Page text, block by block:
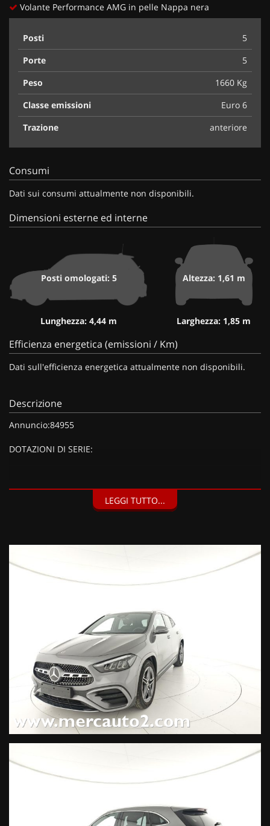
Volante Performance AMG in pelle Nappa nera
Posti
5
Porte
5
Peso
1660 Kg
Classe emissioni
Euro 6
Trazione
anteriore
Consumi
Dati sui consumi attualmente non disponibili.
Dimensioni esterne ed interne
Posti omologati: 5
Lunghezza: 4,44 m
Altezza: 1,61 m
Larghezza: 1,85 m
Efficienza energetica (emissioni / Km)
Dati sull'efficienza energetica attualmente non disponibili.
Descrizione
Annuncio:84955
DOTAZIONI DI SERIE:
Vernice metallizzata Grigio montagna (915 EUR),
LEGGI TUTTO...